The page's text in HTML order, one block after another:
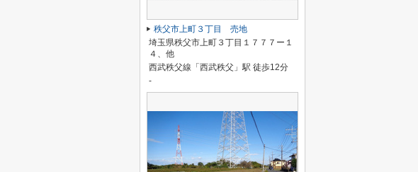
秩父市上町３丁目 売地
埼玉県秩父市上町３丁目１７７７ー１
４、他
西武秩父線「西武秩父」駅 徒歩12分
-